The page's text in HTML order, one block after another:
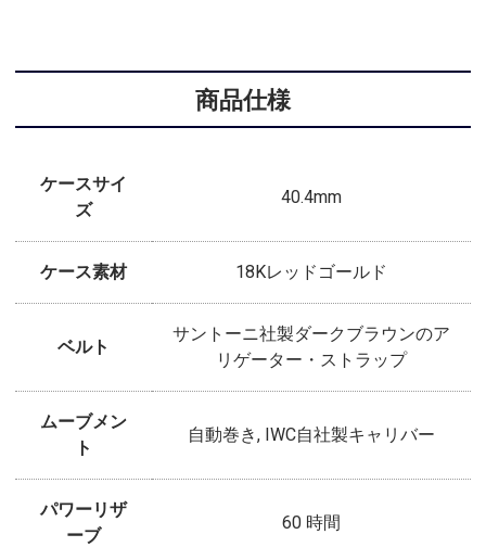
商品仕様
ケースサイ
ズ
40.4mm
ケース素材 18Kレッドゴールド
ベルト
サントーニ社製ダークブラウンのア
リゲーター・ストラップ
ムーブメン
ト
自動巻き, IWC自社製キャリバー
パワーリザ
ーブ
60 時間